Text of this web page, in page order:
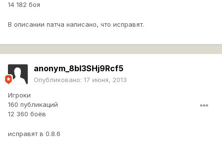
14 182 боя
В описании патча написано, что исправят.
anonym_8bI3SHj9Rcf5
Опубликовано: 17 июня, 2013
Игроки
160 публикаций
12 360 боёв
исправят в 0.8.6